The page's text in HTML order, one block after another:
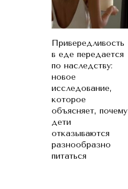
Привередливость
в еде передается
по наследству:
новое
исследование,
которое
объясняет, почему
дети
отказываются
разнообразно
питаться